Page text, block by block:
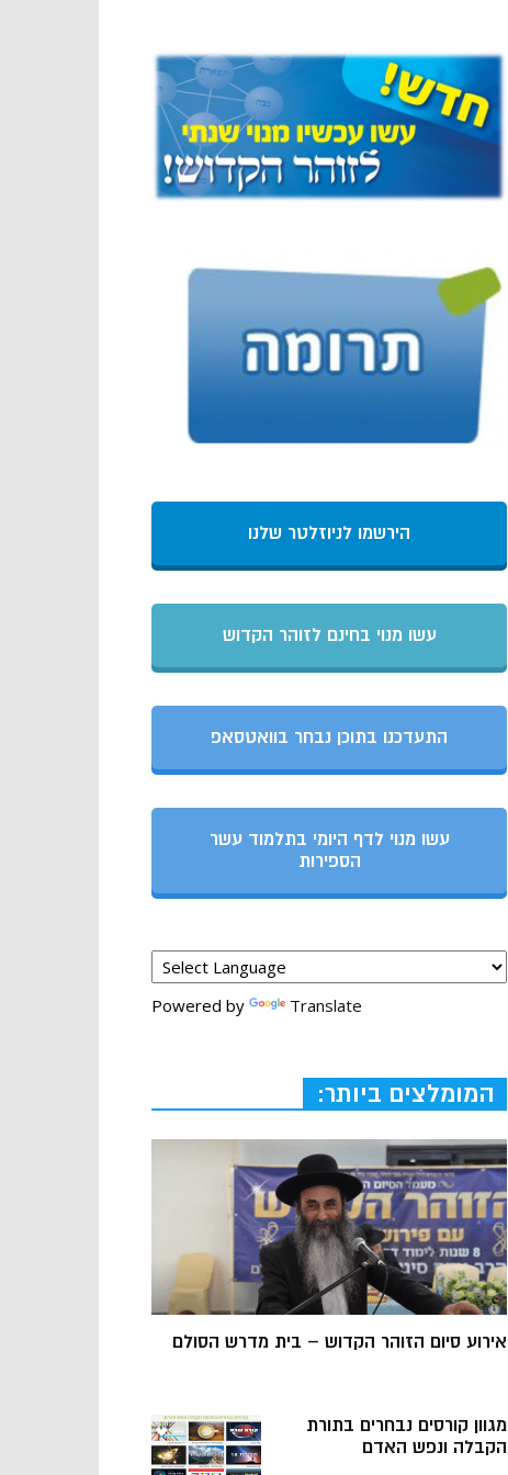
הירשמו לניוזלטר שלנו
עשו מנוי בחינם לזוהר הקדוש
התעדכנו בתוכן נבחר בוואטסאפ
עשו מנוי לדף היומי בתלמוד עשר
הספירות
Powered by Translate
המומלצים ביותר:
אירוע סיום הזוהר הקדוש – בית מדרש הסולם
מגוון קורסים נבחרים בתורת
הקבלה ונפש האדם